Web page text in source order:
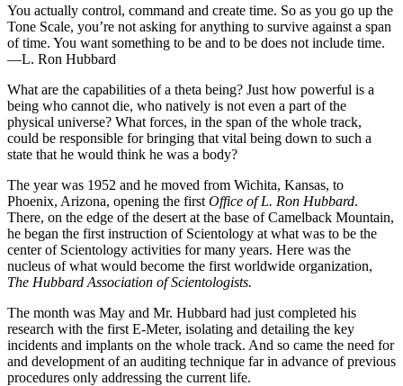
You actually control, command and create time. So as you go up the
Tone Scale, you’re not asking for anything to survive against a span
of time. You want something to be and to be does not include time.
—L. Ron Hubbard
What are the capabilities of a theta being? Just how powerful is a
being who cannot die, who natively is not even a part of the
physical universe? What forces, in the span of the whole track,
could be responsible for bringing that vital being down to such a
state that he would think he was a body?
The year was 1952 and he moved from Wichita, Kansas, to
Phoenix, Arizona, opening the first Office of L. Ron Hubbard.
There, on the edge of the desert at the base of Camelback Mountain,
he began the first instruction of Scientology at what was to be the
center of Scientology activities for many years. Here was the
nucleus of what would become the first worldwide organization,
The Hubbard Association of Scientologists.
The month was May and Mr. Hubbard had just completed his
research with the first E-Meter, isolating and detailing the key
incidents and implants on the whole track. And so came the need for
and development of an auditing technique far in advance of previous
procedures only addressing the current life.